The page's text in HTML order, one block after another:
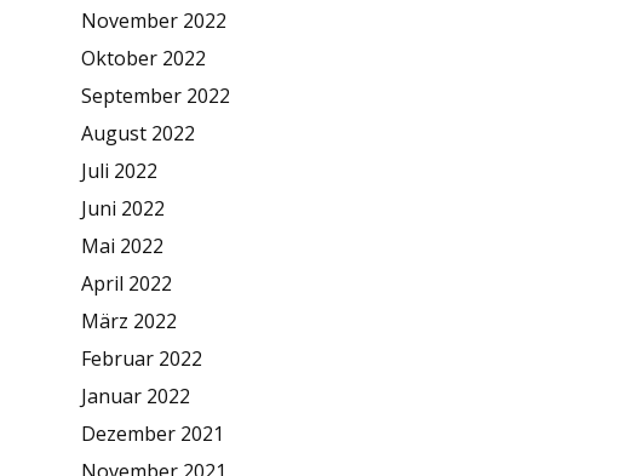
November 2022
Oktober 2022
September 2022
August 2022
Juli 2022
Juni 2022
Mai 2022
April 2022
März 2022
Februar 2022
Januar 2022
Dezember 2021